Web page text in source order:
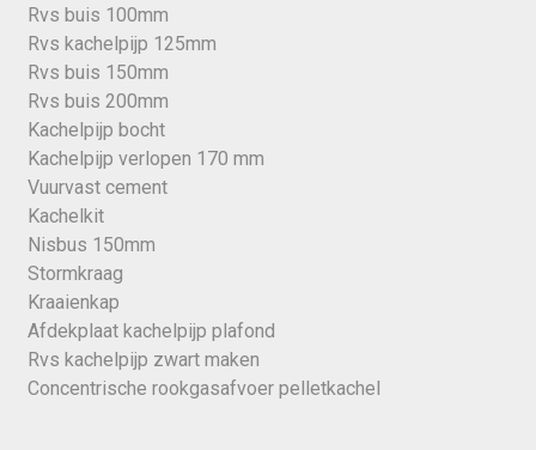
Rvs buis 100mm
Rvs kachelpijp 125mm
Rvs buis 150mm
Rvs buis 200mm
Kachelpijp bocht
Kachelpijp verlopen 170 mm
Vuurvast cement
Kachelkit
Nisbus 150mm
Stormkraag
Kraaienkap
Afdekplaat kachelpijp plafond
Rvs kachelpijp zwart maken
Concentrische rookgasafvoer pelletkachel